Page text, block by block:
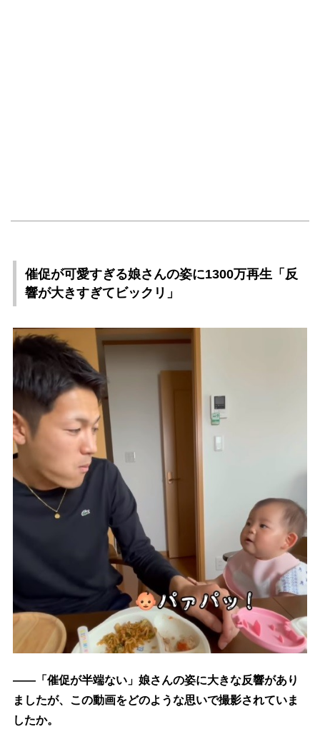
催促が可愛すぎる娘さんの姿に1300万再生「反
響が大きすぎてビックリ」
――「催促が半端ない」娘さんの姿に大きな反響があり
ましたが、この動画をどのような思いで撮影されていま
したか。